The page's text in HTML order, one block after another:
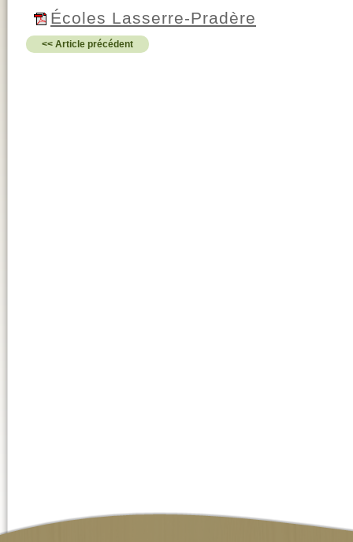
Écoles Lasserre-Pradère
<< Article précédent